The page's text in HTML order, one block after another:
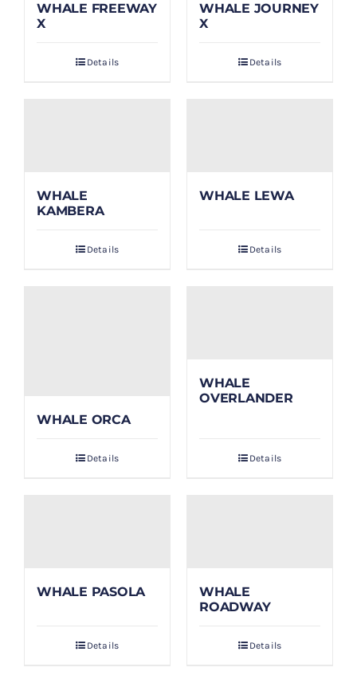
WHALE FREEWAY
X
Details
WHALE JOURNEY
X
Details
WHALE
KAMBERA
Details
WHALE LEWA
Details
WHALE ORCA
Details
WHALE
OVERLANDER
Details
WHALE PASOLA
Details
WHALE
ROADWAY
Details